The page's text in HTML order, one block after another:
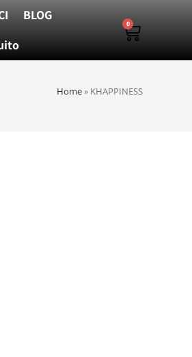
BLOG
0
Home» KHAPPINESS